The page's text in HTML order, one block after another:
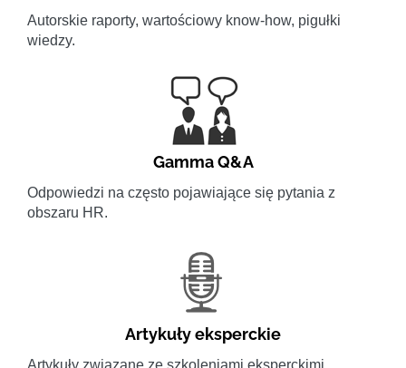
Autorskie raporty, wartościowy know-how, pigułki
wiedzy.
Gamma Q&A
Odpowiedzi na często pojawiające się pytania z
obszaru HR.
Artykuły eksperckie